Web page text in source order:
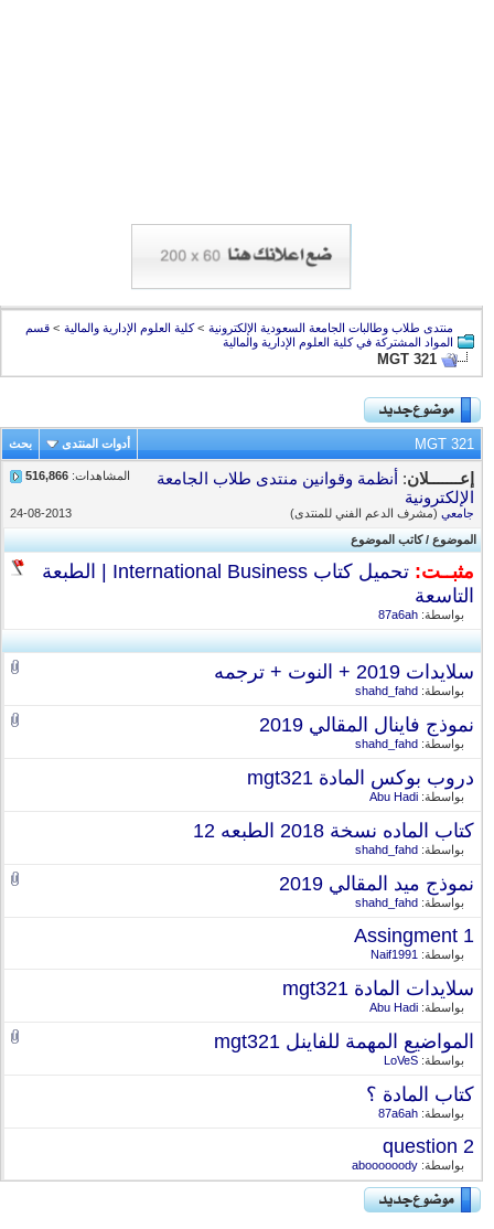
منتدى طلاب وطالبات الجامعة السعودية الإلكترونية > كلية العلوم الإدارية والمالية > قسم
المواد المشتركة في كلية العلوم الإدارية والمالية
MGT 321
MGT 321 أدوات المنتدى بحث
المشاهدات:516,866 إعـــــــلان:أنظمة وقوانين منتدى طلاب الجامعة
الإلكترونية
24-08-2013 جامعي(مشرف الدعم الفني للمنتدى)
الموضوع/كاتب الموضوع
مثبــت:
تحميل كتاب International Business | الطبعة
التاسعة
بواسطة:87a6ah
سلايدات 2019 + النوت + ترجمه
بواسطة:shahd_fahd
نموذج فاينال المقالي 2019
بواسطة:shahd_fahd
دروب بوكس المادة mgt321
بواسطة:Abu Hadi
كتاب الماده نسخة 2018 الطبعه 12
بواسطة:shahd_fahd
نموذج ميد المقالي 2019
بواسطة:shahd_fahd
Assingment 1
بواسطة:Naif1991
سلايدات المادة mgt321
بواسطة:Abu Hadi
المواضيع المهمة للفاينل mgt321
بواسطة:LoVeS
كتاب المادة ؟
بواسطة:87a6ah
بواسطة:aboooooody